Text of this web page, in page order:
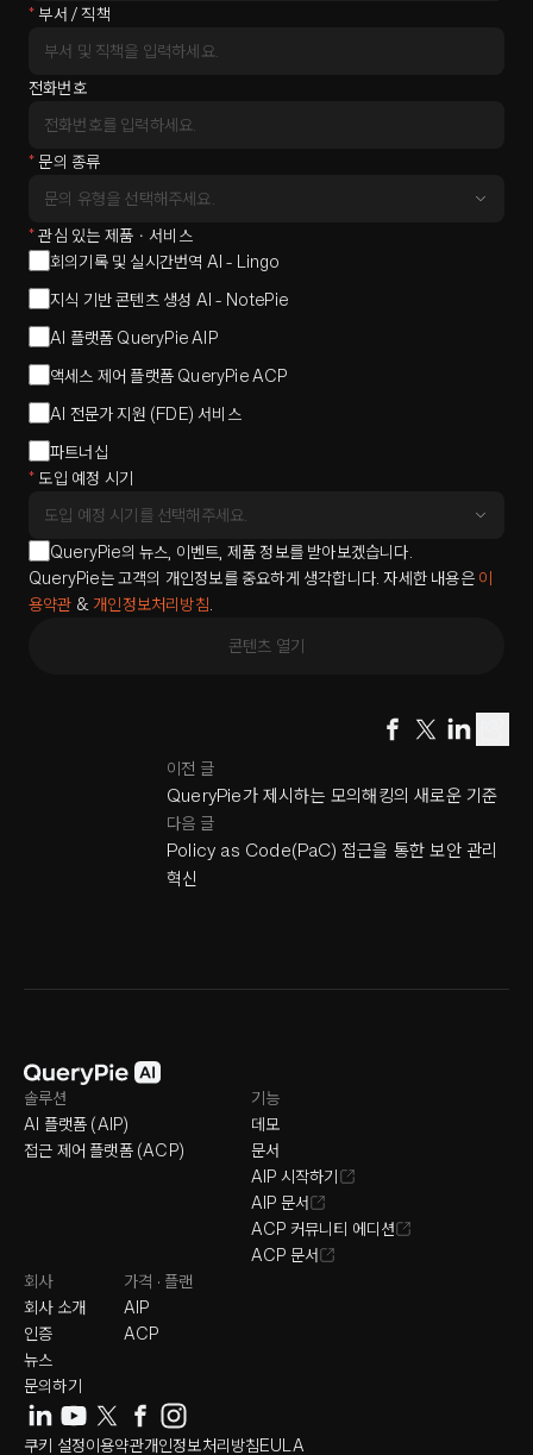
* 부서 / 직책
전화번호
*문의 종류
*관심 있는 제품・서비스
회의기록 및 실시간번역 AI - Lingo
지식 기반 콘텐츠 생성 AI - NotePie
AI 플랫폼 QueryPie AIP
액세스 제어 플랫폼 QueryPie ACP
AI 전문가 지원 (FDE) 서비스
파트너십
* 도입 예정 시기
QueryPie의 뉴스, 이벤트, 제품 정보를 받아보겠습니다.
QueryPie는 고객의 개인정보를 중요하게 생각합니다. 자세한 내용은 이
용약관 & 개인정보처리방침
콘텐츠 열기
이전 글
QueryPie가 제시하는 모의해킹의 새로운 기준
다음 글
Policy as Code(PaC) 접근을 통한 보안 관리
혁신
솔루션
AI 플랫폼 (AIP)
접근 제어 플랫폼 (ACP)
기능
데모
문서
AIP 시작하기
AIP 문서
ACP 커뮤니티 에디션
ACP 문서
회사
회사 소개
인증
뉴스
문의하기
가격 · 플랜
AIP
ACP
쿠키 설정이용약관개인정보처리방침EULA